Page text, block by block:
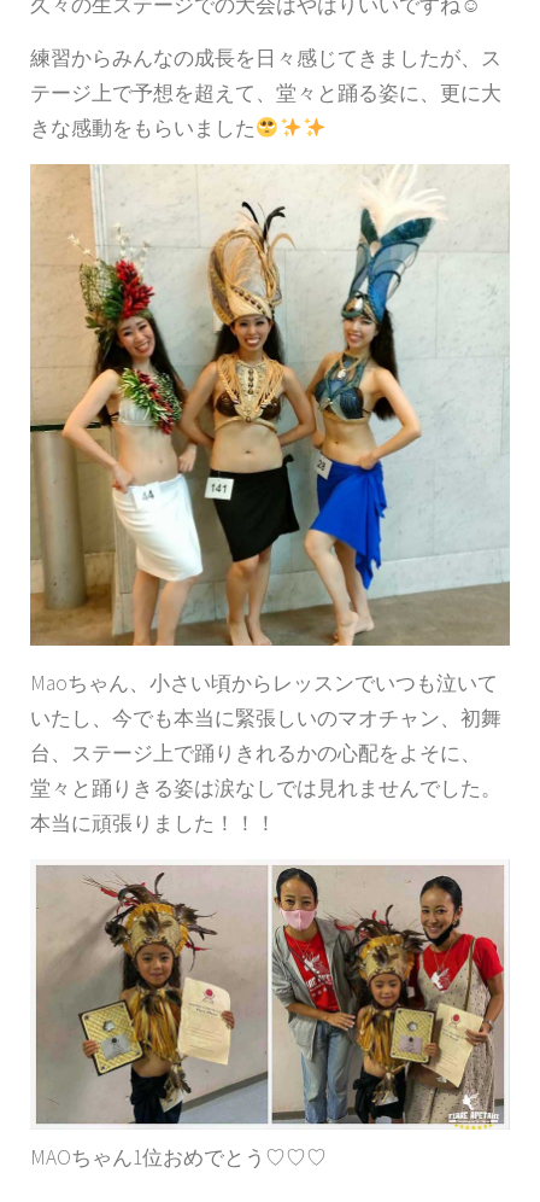
練習からみんなの成長を日々感じてきましたが、ス
テージ上で予想を超えて、堂々と踊る姿に、更に大
きな感動をもらいました
Maoちゃん、小さい頃からレッスンでいつも泣いて
いたし、今でも本当に緊張しいのマオチャン、初舞
台、ステージ上で踊りきれるかの心配をよそに、
堂々と踊りきる姿は涙なしでは見れませんでした。
本当に頑張りました！！！
MAOちゃん1位おめでとう♡♡♡